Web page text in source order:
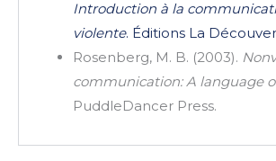
Introduction à la
violente. Éditions La
Rosenberg, M. B. (2003).
communication: A language
PuddleDancer Press.